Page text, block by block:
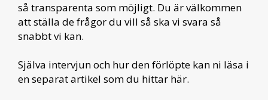
så transparenta som möjligt. Du är välkommen
att ställa de frågor du vill så ska vi svara så
snabbt vi kan.
Själva intervjun och hur den förlöpte kan ni läsa i
en separat artikel som du hittar här.